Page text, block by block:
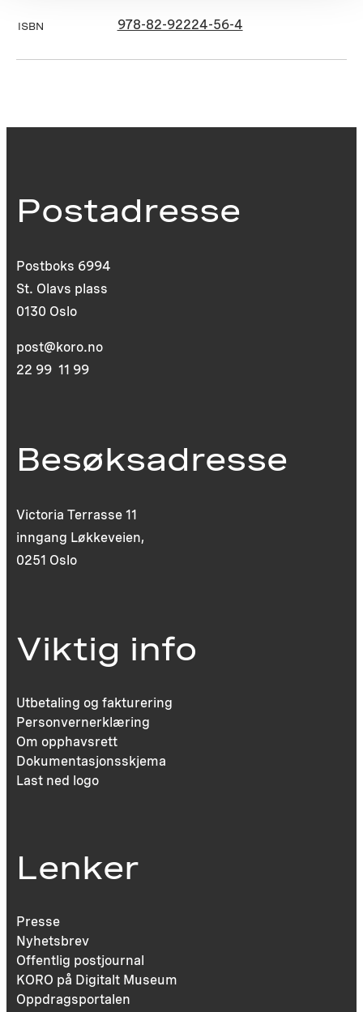
ISBN 978-82-92224-56-4
Postadresse
Postboks 6994
St. Olavs plass
0130 Oslo
post@koro.no
22 99 11 99
Besøksadresse
Victoria Terrasse 11
inngang Løkkeveien,
0251 Oslo
Viktig info
Utbetaling og fakturering
Personvernerklæring
Om opphavsrett
Dokumentasjonsskjema
Last ned logo
Lenker
Presse
Nyhetsbrev
Offentlig postjournal
KORO på Digitalt Museum
Oppdragsportalen